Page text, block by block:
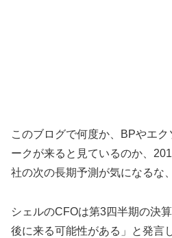
このブログで何度か、BPやエ
ークが来ると見ているのか、
社の次の長期予測が気になるな
シェルのCFOは第3四半期の決
後に来る可能性がある」と発言